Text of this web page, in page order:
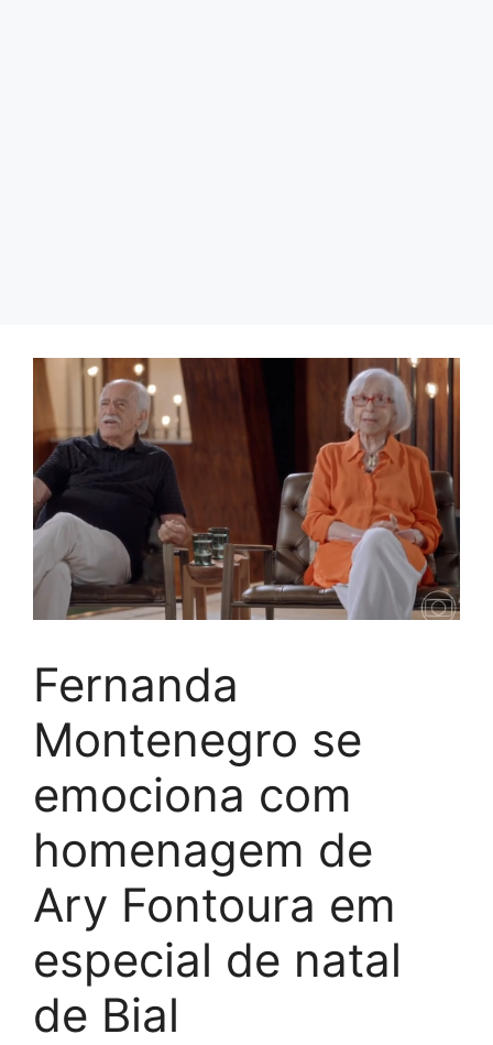
Fernanda
Montenegro se
emociona com
homenagem de
Ary Fontoura em
especial de natal
de Bial